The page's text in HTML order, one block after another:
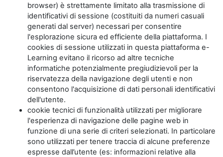
browser) è strettamente limitato alla trasmissione di
identificativi di sessione (costituiti da numeri casuali
generati dal server) necessari per consentire
l'esplorazione sicura ed efficiente della piattaforma. I
cookies di sessione utilizzati in questa piattaforma e-
Learning evitano il ricorso ad altre tecniche
informatiche potenzialmente pregiudizievoli per la
riservatezza della navigazione degli utenti e non
consentono l'acquisizione di dati personali identificativi
dell'utente.
cookie tecnici di funzionalità utilizzati per migliorare
l'esperienza di navigazione delle pagine web in
funzione di una serie di criteri selezionati. In particolare
sono utilizzati per tenere traccia di alcune preferenze
espresse dall’utente (es: informazioni relative alla